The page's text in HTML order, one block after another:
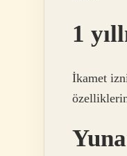
1
İkamet